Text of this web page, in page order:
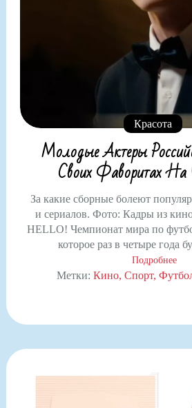
Красота
Молодые Актеры
Своих Фаворитах
За какие сборные болеют
и сериалов. Фото: Кадры из
HELLO! Чемпионат мира по
которое раз в четыре года
Подробнее
Метки: Кино Спорт